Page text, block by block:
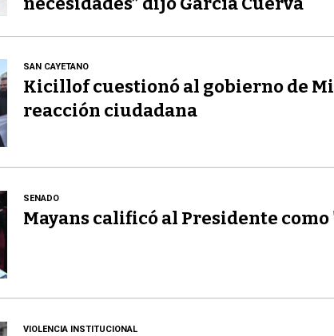
SAN CAYETANO
Kicillof cuestionó al gobierno de
reacción ciudadana
SENADO
Mayans calificó al Presidente
VIOLENCIA INSTITUCIONAL